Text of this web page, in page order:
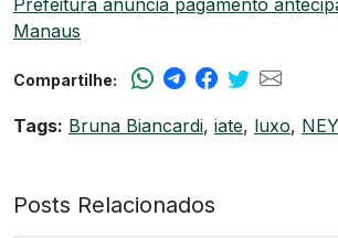
Prefeitura anuncia pagamento
Manaus
Compartilhe:
Tags: Bruna Biancardi, iate, luxo,
Posts Relacionados